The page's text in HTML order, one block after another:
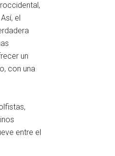
el
un
con una
entre el